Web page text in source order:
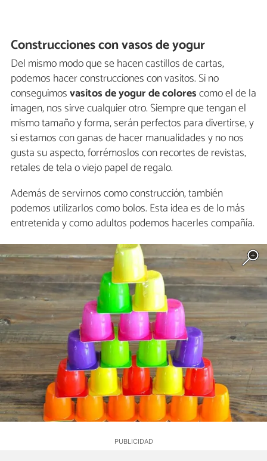
Construcciones con vasos de yogur
Del mismo modo que se hacen castillos de cartas,
podemos hacer construcciones con vasitos. Si no
conseguimosvasitos de yogur de colorescomo el de la
imagen, nos sirve cualquier otro. Siempre que tengan el
mismo tamaño y forma, serán perfectos para divertirse, y
si estamos con ganas de hacer manualidades y no nos
gusta su aspecto, forrémoslos con recortes de revistas,
retales de tela o viejo papel de regalo.
Además de servirnos como construcción, también
podemos utilizarlos como bolos. Esta idea es de lo más
entretenida y como adultos podemos hacerles compañía.